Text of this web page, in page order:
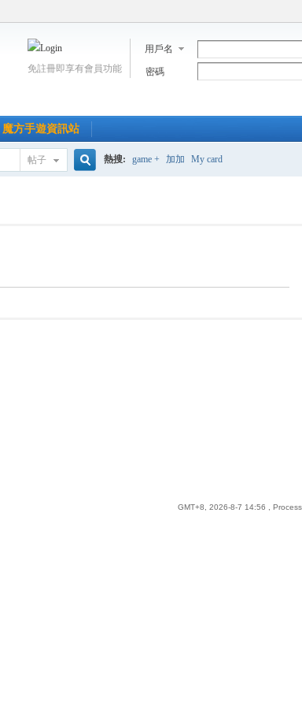
用戶名
密碼
免註冊即享有會員功能
魔方手遊資訊站
帖子 熱搜: game + 加加 My card
GMT+8, 2026-8-7 14:56 ,